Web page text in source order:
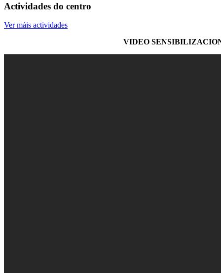
Actividades do centro
Ver máis actividades
VIDEO